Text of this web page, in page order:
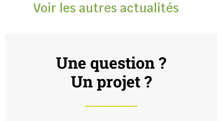
Voir les autres actualités
Une question ?
Un projet ?